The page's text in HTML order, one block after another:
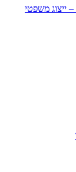
ייצוג משפטי